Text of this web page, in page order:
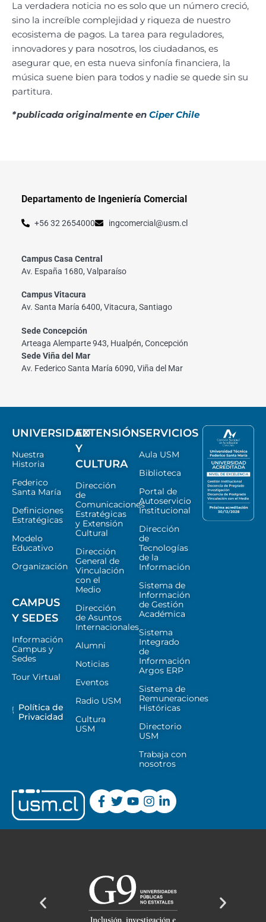
La verdadera noticia no es solo que un número creció,
sino la increíble complejidad y riqueza de nuestro
ecosistema de pagos. La tarea para reguladores,
innovadores y para nosotros, los ciudadanos, es
asegurar que, en esta nueva sinfonía financiera, la
música suene bien para todos y nadie se quede sin su
partitura.
*publicada originalmente en Ciper Chile
Departamento de Ingeniería Comercial
+56 32 2654000 ingcomercial@usm.cl
Campus Casa Central
Av. España 1680, Valparaíso
Campus Vitacura
Av. Santa María 6400, Vitacura, Santiago
Sede Concepción
Arteaga Alemparte 943, Hualpén, Concepción
Sede Viña del Mar
Av. Federico Santa María 6090, Viña del Mar
UNIVERSIDAD
Nuestra
Historia
Federico
Santa María
Definiciones
Estratégicas
Modelo
Educativo
Organización
CAMPUS
Y SEDES
Información
Campus y
Sedes
Tour Virtual
Política de
Privacidad
EXTENSIÓN
Y
CULTURA
Dirección
de
Comunicaciones
Estratégicas
y Extensión
Cultural
Dirección
General de
Vinculación
con el
Medio
Dirección
de Asuntos
Internacionales
Alumni
Noticias
Eventos
Radio USM
Cultura
USM
SERVICIOS
Aula USM
Biblioteca
Portal de
Autoservicio
Institucional
Dirección
de
Tecnologías
de la
Información
Sistema de
Información
de Gestión
Académica
Sistema
Integrado
de
Información
Argos ERP
Sistema de
Remuneraciones
Históricas
Directorio
USM
Trabaja con
nosotros